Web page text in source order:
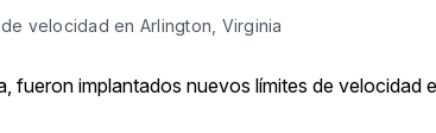
velocidad en Arlington, Virginia
fueron implantados nuevos límites de